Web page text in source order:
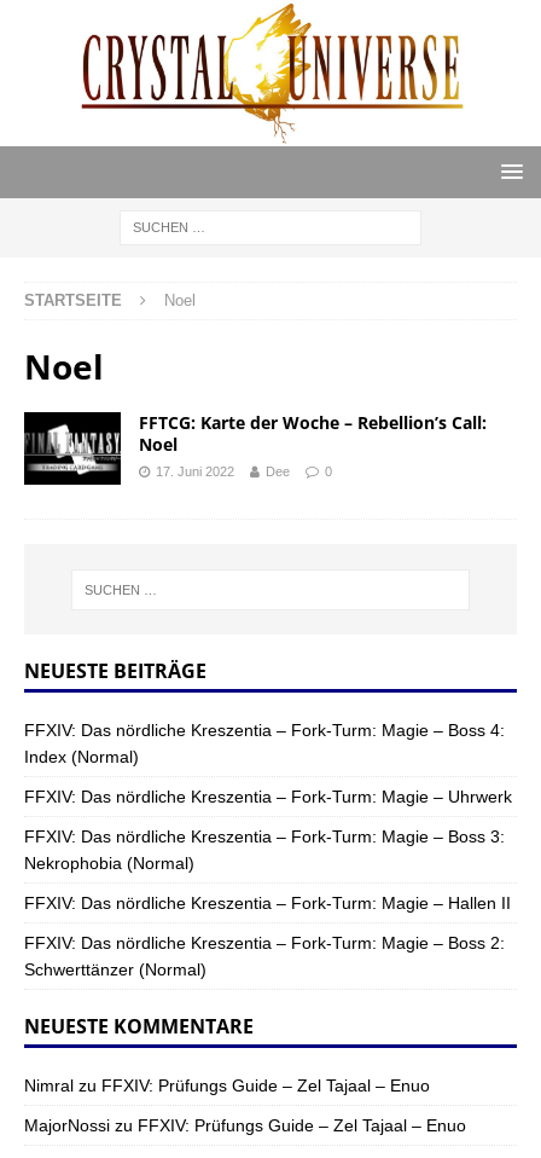
STARTSEITE Noel
Noel
FFTCG: Karte der Woche – Rebellion’s Call:
Noel
17. Juni 2022 Dee 0
NEUESTE BEITRÄGE
FFXIV: Das nördliche Kreszentia – Fork-Turm: Magie – Boss 4:
Index (Normal)
FFXIV: Das nördliche Kreszentia – Fork-Turm: Magie – Uhrwerk
FFXIV: Das nördliche Kreszentia – Fork-Turm: Magie – Boss 3:
Nekrophobia (Normal)
FFXIV: Das nördliche Kreszentia – Fork-Turm: Magie – Hallen II
FFXIV: Das nördliche Kreszentia – Fork-Turm: Magie – Boss 2:
Schwerttänzer (Normal)
NEUESTE KOMMENTARE
Nimral zu FFXIV: Prüfungs Guide – Zel Tajaal – Enuo
MajorNossi zu FFXIV: Prüfungs Guide – Zel Tajaal – Enuo